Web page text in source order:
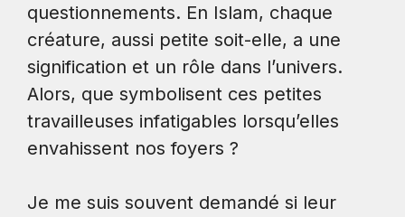
questionnements. En Islam, chaque
créature, aussi petite soit-elle, a une
signification et un rôle dans l’univers.
Alors, que symbolisent ces petites
travailleuses infatigables lorsqu’elles
envahissent nos foyers ?
Je me suis souvent demandé si leur